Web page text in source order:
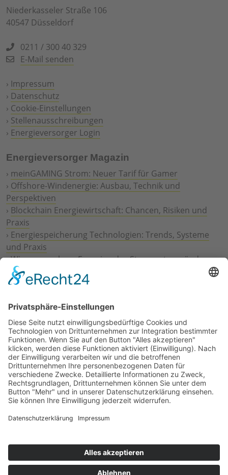
Niederkasseler Straße 106
40547 Düsseldorf
0211 / 300 40 329
E-Mail senden
› Impressum
› Datenschutz
› Cookie-Einstellungen
› Stellenausschreibungen
› Energieversorger Login
Energieversorger Magazin
› meinGAMING Strom: Neuer Tarif für Gamer
› Offshore-Windenergie: Ausbau, Technik und
Perspektiven
› Blockchain Energiewirtschaft: Chancen, Risiken und
Praxis
› Energiespeicherung Technologien: Trends, Systeme
und Praxis
›Wie erneuerbare Energien das Stromnetz verändern
Digitalisierung Energiewirtschaft: Effizienz, Netze und
Prozesse
Geschäftsmodelle
›Vorstandswechsel Westenergie: Böddeling übernimmt
befristet
›Wasserstoff-Hochlauf: Dialog, Infrastruktur und
konkrete Schritte
›Solaranlage Regenbogenfarben: FC St. Pauli und
LichtBlick installieren erste weltweite Anlage
Jetzt an der STUDIE360 teilnehmen
Wir möchten Transparenz mit einheitlichen Kriterien
kostenlose Teilnahme wichtig. Die Ergebnisse werden
umgehend nach Teilnahme und Auswertung auf
unserer Webseite zur Verfügung gestellt.